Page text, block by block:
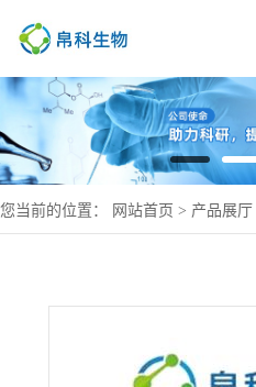
您当前的位置： 网站首页 > 产品展厅